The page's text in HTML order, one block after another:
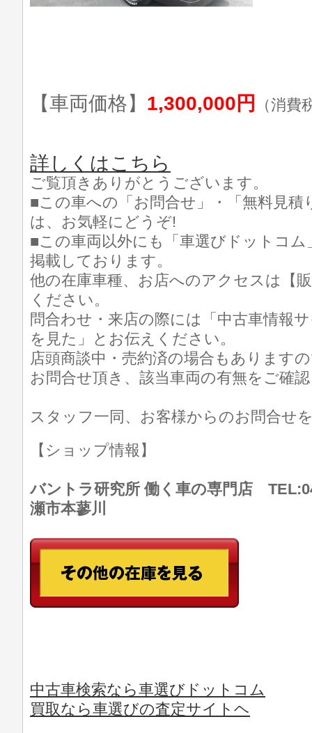
【車両価格】 1,300,000円 （消費
詳しくはこちら
ご覧頂きありがとうございます。
■この車への「お問合せ」・「無料見積
は、お気軽にどうぞ!
■この車両以外にも「車選びドットコ
掲載しております。
他の在庫車種、お店へのアクセスは【
ください。
問合わせ・来店の際には「中古車情報
を見た」とお伝えください。
店頭商談中・売約済の場合もあります
お問合せ頂き、該当車両の有無をご確
スタッフ一同、お客様からのお問合せ
【ショップ情報】
バントラ研究所 働く車の専門店
瀬市本蓼川
中古車検索なら車選びドットコム
買取なら車選びの査定サイトヘ